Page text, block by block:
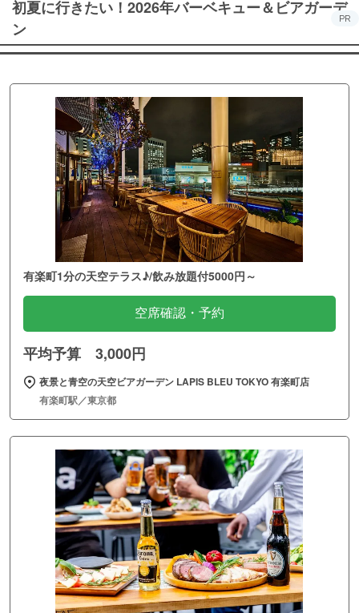
初夏に行きたい！2026年バーベキュー＆ビアガーデ
ン
PR
有楽町1分の天空テラス♪/飲み放題付5000円～
空席確認・予約
平均予算 3,000円
夜景と青空の天空ビアガーデン LAPIS BLEU TOKYO 有楽町店
有楽町駅／東京都